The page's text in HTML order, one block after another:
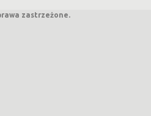
zastrzeżone.